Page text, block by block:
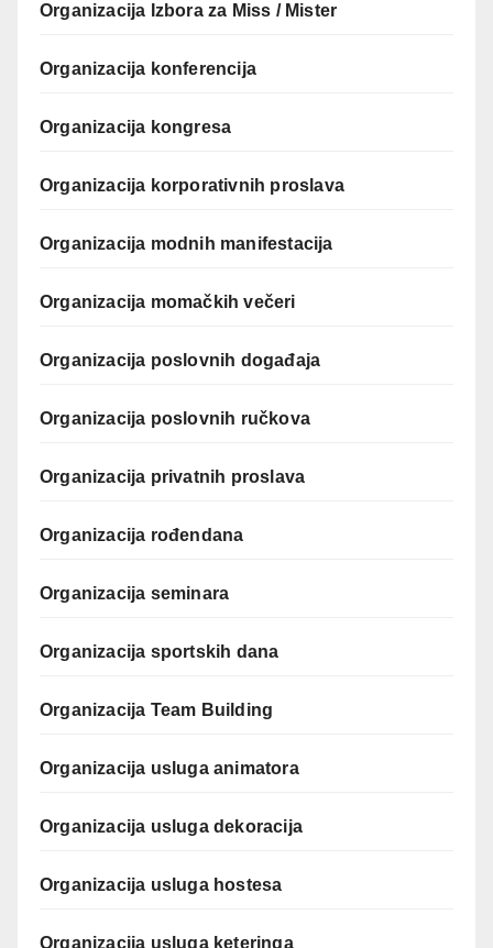
Organizacija Izbora za Miss / Mister
Organizacija konferencija
Organizacija kongresa
Organizacija korporativnih proslava
Organizacija modnih manifestacija
Organizacija momačkih večeri
Organizacija poslovnih događaja
Organizacija poslovnih ručkova
Organizacija privatnih proslava
Organizacija rođendana
Organizacija seminara
Organizacija sportskih dana
Organizacija Team Building
Organizacija usluga animatora
Organizacija usluga dekoracija
Organizacija usluga hostesa
Organizacija usluga keteringa